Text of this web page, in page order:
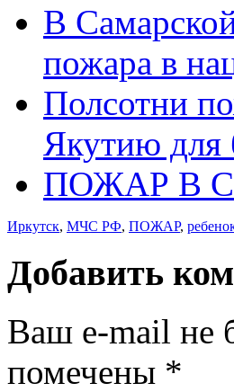
В
пожара в
Полсотни
Якутию для
ПОЖАР В
Иркутск, МЧС РФ, ПОЖАР,
Добавить
Ваш e-mail не
помечены *